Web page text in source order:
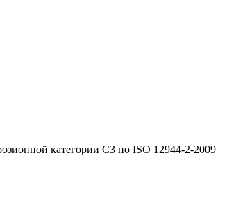
категории C3 по ISO 12944-2-2009